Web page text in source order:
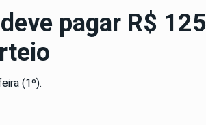
pagar R$ 125
(1º).